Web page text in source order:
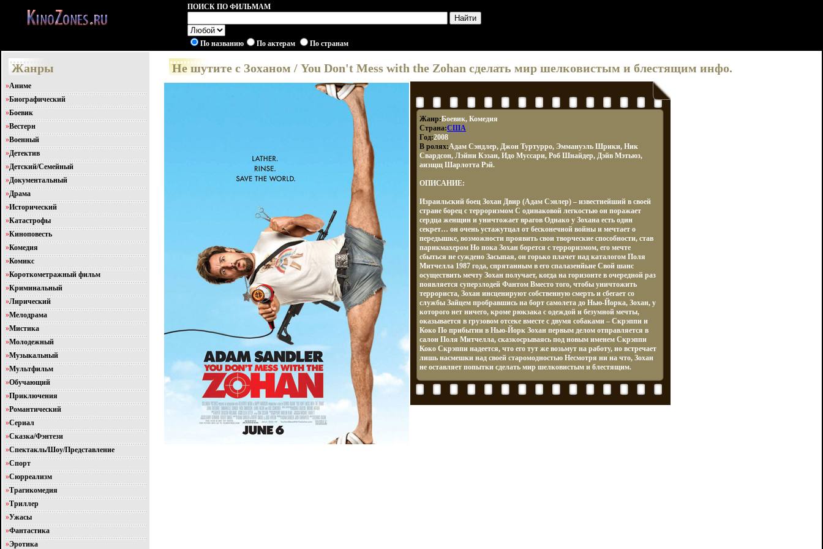
ПОИСК ПО ФИЛЬМАМ
По названию По актерам По странам
Жанры
»Аниме
»Биографический
»Боевик
»Вестерн
»Военный
»Детектив
»Детский/Семейный
»Документальный
»Драма
»Исторический
»Катастрофы
»Киноповесть
»Комедия
»Комикс
»Короткометражный фильм
»Криминальный
»Лирический
»Мелодрама
»Мистика
»Молодежный
»Музыкальный
»Мультфильм
»Обучающий
»Приключения
»Романтический
»Сериал
»Сказка/Фэнтези
»Спектакль/Шоу/Представление
»Спорт
»Сюрреализм
»Трагикомедия
»Триллер
»Ужасы
»Фантастика
»Эротика
Не шутите с Зоханом / You Don't Mess with the Zohan сделать мир шелковистым и блестящим инфо.
Жанр:Боевик, Комедия
Страна:США
Год:2008
В ролях:Адам Сэндлер, Джон Туртурро, Эммануэль Шрики, Ник
Свардсон, Лэйни Кэзан, Идо Муссари, Роб Шнайдер, Дэйв Мэтьюз,
аизщщ Шарлотта Рэй.
ОПИСАНИЕ:
Израильский боец Зохан Двир (Адам Сэнлер) – известнейший в своей
стране борец с терроризмом С одинаковой легкостью он поражает
сердца женщин и уничтожает врагов Однако у Зохана есть один
секрет… он очень устажутцал от бесконечной войны и мечтает о
передышке, возможности проявить свои творческие способности, став
парикмахером Но пока Зохан борется с терроризмом, его мечте
сбыться не суждено Засыпая, он горько плачет над каталогом Поля
Митчелла 1987 года, спрятанным в его спалазенйьне Свой шанс
осуществить мечту Зохан получает, когда на горизонте в очередной раз
появляется суперзлодей Фантом Вместо того, чтобы уничтожить
террориста, Зохан инсценируют собственную смерть и сбегает со
службы Зайцем пробравшись на борт самолета до Нью-Йорка, Зохан, у
которого нет ничего, кроме рюкзака с одеждой и безумной мечты,
оказывается в грузовом отсеке вместе с двумя собаками – Скрэппи и
Коко По прибытии в Нью-Йорк Зохан первым делом отправляется в
салон Поля Митчелла, сказкосрываясь под новым именем Скрэппи
Коко Скрэппи надеется, что его тут же возьмут на работу, но встречает
лишь насмешки над своей старомодностью Несмотря ни на что, Зохан
не оставляет попытки сделать мир шелковистым и блестящим.